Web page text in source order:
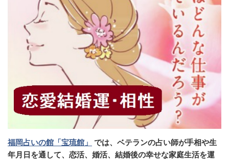
福岡占いの館「宝琉館」
では、ベテランの占い師が手相や生
年月日を通して、恋活、婚活、結婚後の幸せな家庭生活を運